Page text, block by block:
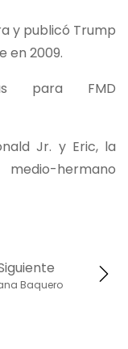
y publicó Trump
en 2009.
para FMD
Jr. y Eric, la
hermano
Baquero